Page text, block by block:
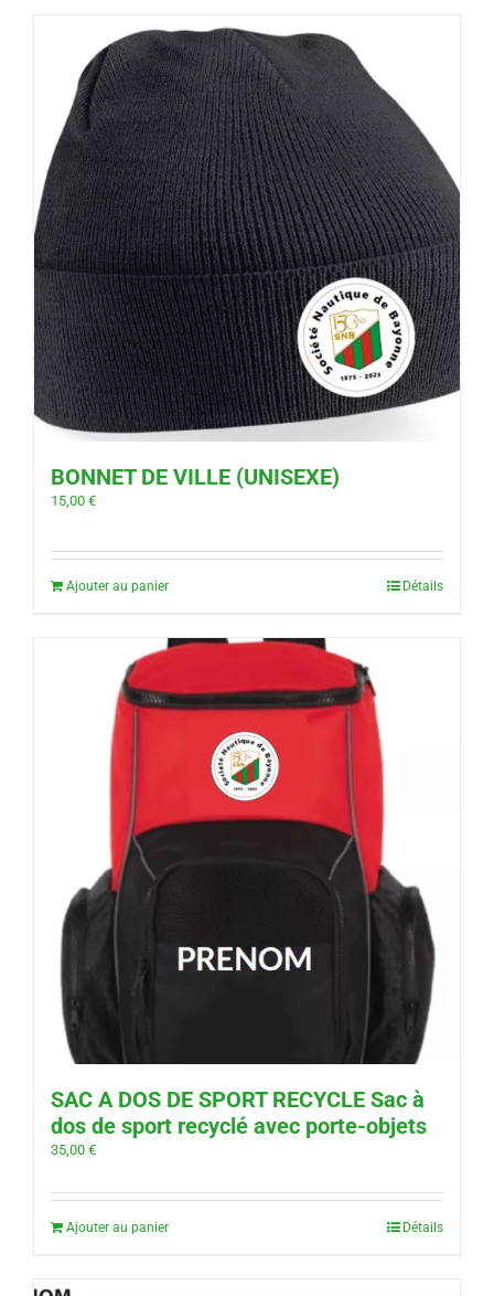
BONNET DE VILLE (UNISEXE)
15,00 €
Ajouter au panier Détails
SAC A DOS DE SPORT RECYCLE Sac à
dos de sport recyclé avec porte-objets
35,00 €
Ajouter au panier Détails